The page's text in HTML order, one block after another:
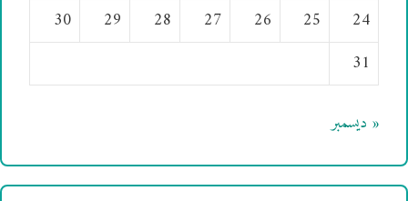
24
25
26
27
28
29
30
31
« ديسمبر